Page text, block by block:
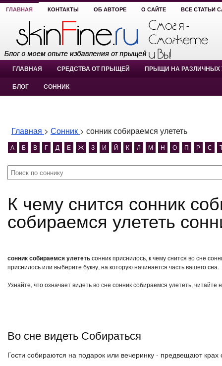
ГЛАВНАЯ КОНТАКТЫ ОБ АВТОРЕ О САЙТЕ ВСЕ СТАТЬИ
ГЛАВНАЯ СРЕДСТВА ОТ ПРЫЩЕЙ ПРЫЩИ НА РАЗЛИЧНЫХ
БЛОГ СОННИК
Главная > Сонник > сонник собираемся улететь
А Б В Г Д Е Ж З И Й К Л М Н О П Р С
К чему снится сонник собираемся улететь? сонник
собираемся улететь
сонник собираемся улететьсонник приснилось, к чему снится во сне
приснилось или выберите букву, на которую начинается часть вашего сна.
Узнайте, что означает видеть во сне сонник собираемся улететь,
Во сне видеть Собираться
Гости собираются на подарок или вечеринку - предвещают крах